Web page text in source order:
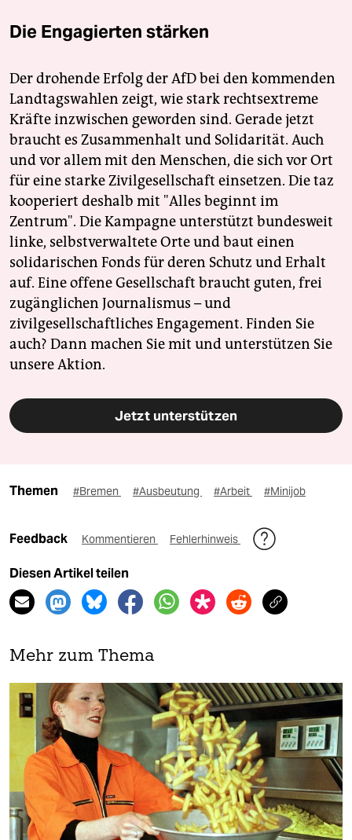
Die Engagierten stärken
Der drohende Erfolg der AfD bei den kommenden
Landtagswahlen zeigt, wie stark rechtsextreme
Kräfte inzwischen geworden sind. Gerade jetzt
braucht es Zusammenhalt und Solidarität. Auch
und vor allem mit den Menschen, die sich vor Ort
für eine starke Zivilgesellschaft einsetzen. Die taz
kooperiert deshalb mit "Alles beginnt im
Zentrum". Die Kampagne unterstützt bundesweit
linke, selbstverwaltete Orte und baut einen
solidarischen Fonds für deren Schutz und Erhalt
auf. Eine offene Gesellschaft braucht guten, frei
zugänglichen Journalismus – und
zivilgesellschaftliches Engagement. Finden Sie
auch? Dann machen Sie mit und unterstützen Sie
unsere Aktion.
Jetzt unterstützen
Themen #Bremen #Ausbeutung #Arbeit #Minijob
Feedback Kommentieren Fehlerhinweis
Diesen Artikel teilen
Mehr zum Thema